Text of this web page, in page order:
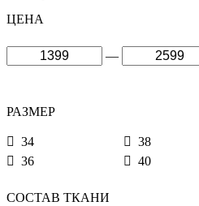
ЦЕНА
—
РАЗМЕР
34
36
38
40
СОСТАВ ТКАНИ